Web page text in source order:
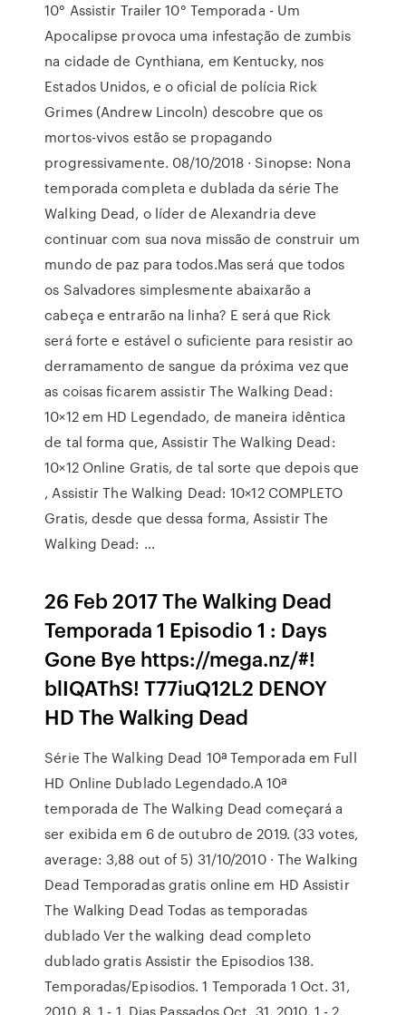
10° Assistir Trailer 10° Temporada - Um
Apocalipse provoca uma infestação de zumbis
na cidade de Cynthiana, em Kentucky, nos
Estados Unidos, e o oficial de polícia Rick
Grimes (Andrew Lincoln) descobre que os
mortos-vivos estão se propagando
progressivamente. 08/10/2018 · Sinopse: Nona
temporada completa e dublada da série The
Walking Dead, o líder de Alexandria deve
continuar com sua nova missão de construir um
mundo de paz para todos.Mas será que todos
os Salvadores simplesmente abaixarão a
cabeça e entrarão na linha? E será que Rick
será forte e estável o suficiente para resistir ao
derramamento de sangue da próxima vez que
as coisas ficarem assistir The Walking Dead:
10×12 em HD Legendado, de maneira idêntica
de tal forma que, Assistir The Walking Dead:
10×12 Online Gratis, de tal sorte que depois que
, Assistir The Walking Dead: 10×12 COMPLETO
Gratis, desde que dessa forma, Assistir The
Walking Dead: …
26 Feb 2017 The Walking Dead
Temporada 1 Episodio 1 : Days
Gone Bye https://mega.nz/#!
blIQAThS! T77iuQ12L2 DENOY
HD The Walking Dead
Série The Walking Dead 10ª Temporada em Full
HD Online Dublado Legendado.A 10ª
temporada de The Walking Dead começará a
ser exibida em 6 de outubro de 2019. (33 votes,
average: 3,88 out of 5) 31/10/2010 · The Walking
Dead Temporadas gratis online em HD Assistir
The Walking Dead Todas as temporadas
dublado Ver the walking dead completo
dublado gratis Assistir the Episodios 138.
Temporadas/Episodios. 1 Temporada 1 Oct. 31,
2010. 8. 1 - 1. Dias Passados Oct. 31, 2010. 1 - 2.